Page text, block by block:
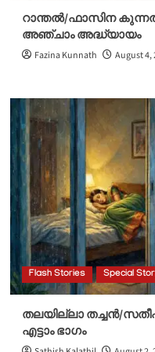
റാന്തൽ/ഫാസിന
അഞ്ചാം അദ്ധ്യായം
Fazina Kunnath August 4,
Flash Stories Special
തലയില്ലാ തച്ചൻ/
എട്ടാം ഭാഗം